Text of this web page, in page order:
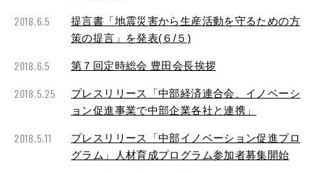
2018.6.5
提言書「地震災害から生産活動を守るための方
策の提言」を発表(６/５)
2018.6.5 第７回定時総会 豊田会長挨拶
2018.5.25
プレスリリース「中部経済連合会、イノベーシ
ョン促進事業で中部企業各社と連携」
2018.5.11
プレスリリース「中部イノベーション促進プロ
グラム」人材育成プログラム参加者募集開始